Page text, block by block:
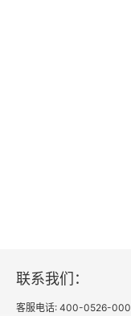
联系我们：
客服电话: 400-0526-000